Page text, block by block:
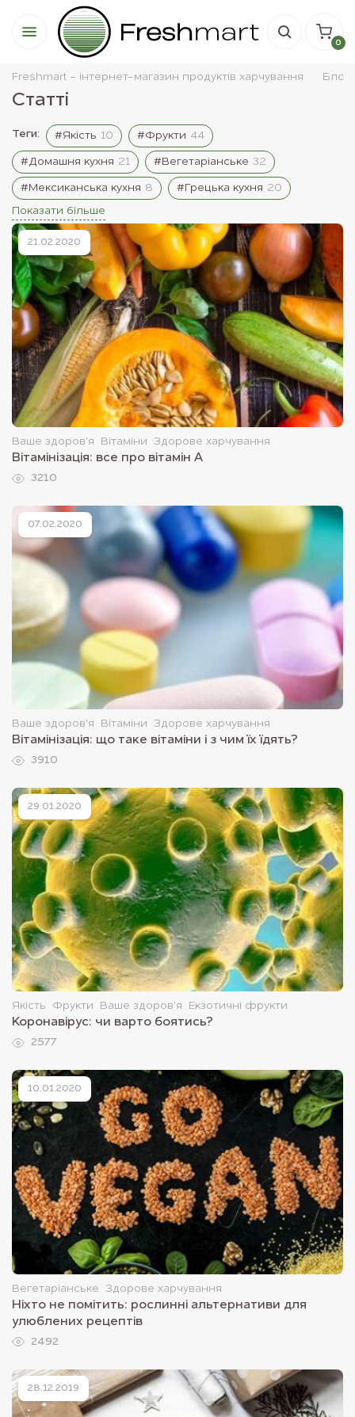
0
Freshmart - інтернет-магазин продуктів харчування Блог
Статті
Теги:
Показати більше
#Якість 10 #Фрукти 44
#Домашня кухня 21 #Вегетаріанське 32
#Мексиканська кухня 8 #Грецька кухня 20
21.02.2020
Ваше здоров'я Вітаміни Здорове харчування
Вітамінізація: все про вітамін A
3210
07.02.2020
Ваше здоров'я Вітаміни Здорове харчування
Вітамінізація: що таке вітаміни і з чим їх їдять?
3910
29.01.2020
Якість Фрукти Ваше здоров'я Екзотичні фрукти
Коронавірус: чи варто боятись?
2577
10.01.2020
Вегетаріанське Здорове харчування
Ніхто не помітить: рослинні альтернативи для
улюблених рецептів
2492
28.12.2019